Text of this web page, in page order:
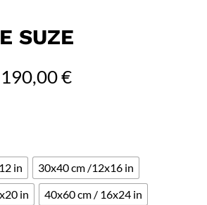
SUZE
190,00€
in
30x40 cm /12x16 in
in
40x60 cm / 16x24 in